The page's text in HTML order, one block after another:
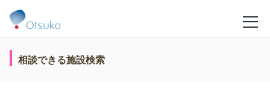
相談できる施設検索